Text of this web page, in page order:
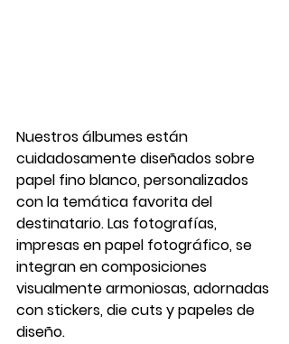
Nuestros álbumes están
cuidadosamente diseñados sobre
papel fino blanco, personalizados
con la temática favorita del
destinatario. Las fotografías,
impresas en papel fotográfico, se
integran en composiciones
visualmente armoniosas, adornadas
con stickers, die cuts y papeles de
diseño.